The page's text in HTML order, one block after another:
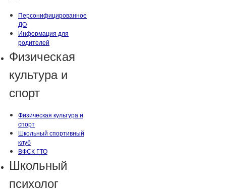
Персонифицированное
ДО
Информация для
родителей
Физическая
культура и
спорт
Физическая культура и
спорт
Школьный спортивный
клуб
ВФСК ГТО
Школьный
психолог